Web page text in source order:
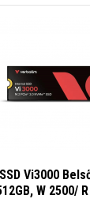
Vi3000
W 2500/